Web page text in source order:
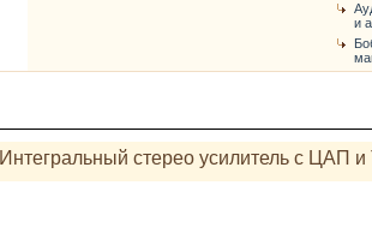
и
Интегральный стерео усилитель с